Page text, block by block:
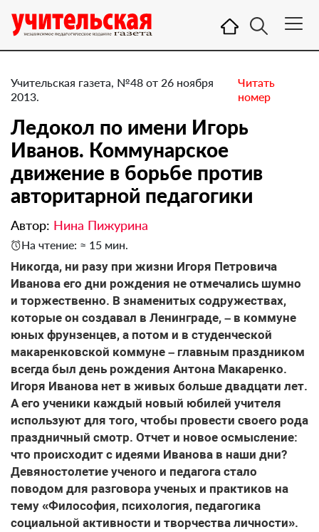
Учительская газета, №48 от 26 ноября
2013.
Читать
номер
Ледокол по имени Игорь
Иванов. Коммунарское
движение в борьбе против
авторитарной педагогики
Автор: Нина Пижурина
На чтение: ≈ 15 мин.
Никогда, ни разу при жизни Игоря Петровича
Иванова его дни рождения не отмечались шумно
и торжественно. В знаменитых содружествах,
которые он создавал в Ленинграде, – в коммуне
юных фрунзенцев, а потом и в студенческой
макаренковской коммуне – главным праздником
всегда был день рождения Антона Макаренко.
Игоря Иванова нет в живых больше двадцати лет.
А его ученики каждый новый юбилей учителя
используют для того, чтобы провести своего рода
праздничный смотр. Отчет и новое осмысление:
что происходит с идеями Иванова в наши дни?
Девяностолетие ученого и педагога стало
поводом для разговора ученых и практиков на
тему «Философия, психология, педагогика
социальной активности и творчества личности».